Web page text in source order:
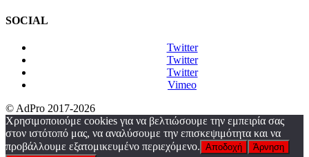
SOCIAL
Twitter
Twitter
Twitter
Vimeo
© AdPro 2017-2026
Χρησιμοποιούμε cookies για να βελτιώσουμε την εμπειρία σας
στον ιστότοπό μας, να αναλύσουμε την επισκεψιμότητα και να
προβάλλουμε εξατομικευμένο περιεχόμενο. Αποδοχή
Άρνηση